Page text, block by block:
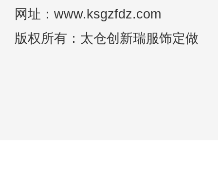
网址：www.ksgzfdz.com
版权所有：太仓创新瑞服饰定做